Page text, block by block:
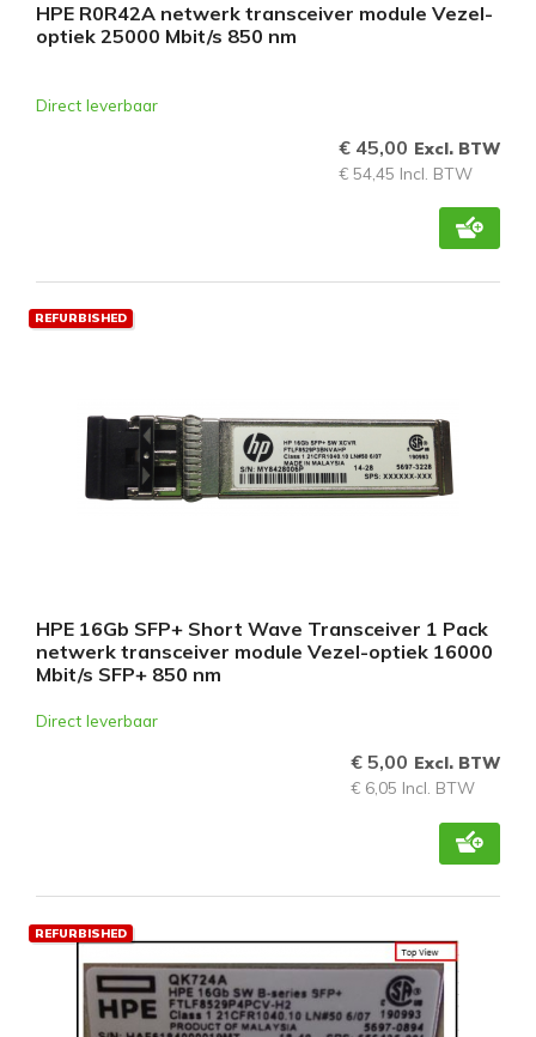
HPE R0R42A netwerk transceiver module Vezel-
optiek 25000 Mbit/s 850 nm
Direct leverbaar
€ 45,00 Excl. BTW
€ 54,45 Incl. BTW
REFURBISHED
HPE 16Gb SFP+ Short Wave Transceiver 1 Pack
netwerk transceiver module Vezel-optiek 16000
Mbit/s SFP+ 850 nm
Direct leverbaar
€ 5,00 Excl. BTW
€ 6,05 Incl. BTW
REFURBISHED